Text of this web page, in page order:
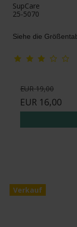
SupCare
25-5070
Siehe die
EUR 19,00
EUR 16,00
Verkauf